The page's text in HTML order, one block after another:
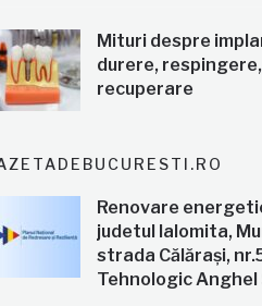
Mituri despre
durere,
recuperare
Renovare
judetul Ialomita,
strada Călărași,
Tehnologic Anghel